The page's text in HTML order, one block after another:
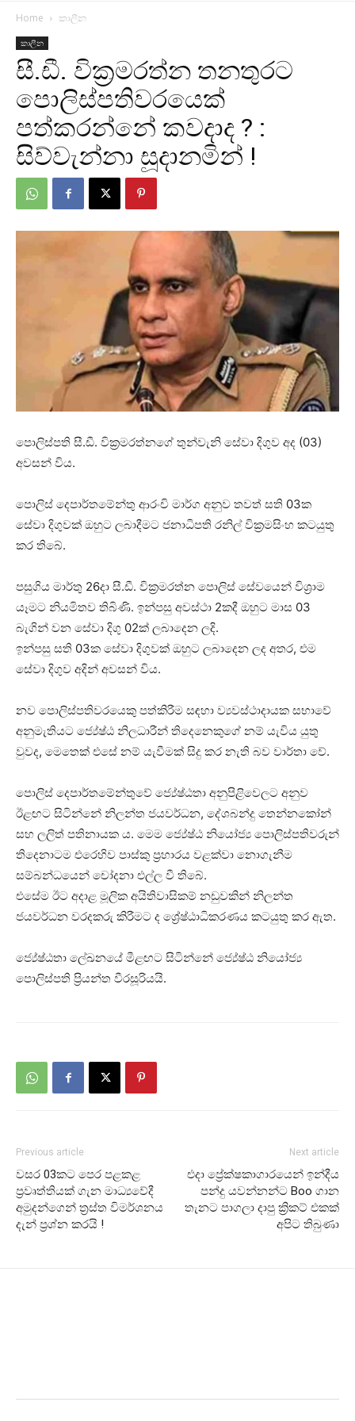
Home කාලීන
කාලීන
සී.ඩී. වික්‍රමරත්න තනතුරට
පොලිස්පතිවරයෙක්
පත්කරන්නේ කවදාද ? :
සිව්වැන්නා සූදානමින් !
පොලිස්පති සී.ඩී. වික්‍රමරත්නගේ තුන්වැනි සේවා දිගුව අද (03)
අවසන් විය.
පොලිස් දෙපාර්තමේන්තු ආරංචි මාර්ග අනුව තවත් සති 03ක
සේවා දිගුවක් ඔහුට ලබාදීමට ජනාධිපති රනිල් වික්‍රමසිංහ කටයුතු
කර තිබේ.
පසුගිය මාර්තු 26දා සී.ඩී. වික්‍රමරත්න පොලිස් සේවයෙන් විශ්‍රාම
යෑමට නියමිතව තිබිණි. ඉන්පසු අවස්ථා 2කදී ඔහුට මාස 03
බැගින් වන සේවා දිගු 02ක් ලබාදෙන ලදි.
ඉන්පසු සති 03ක සේවා දිගුවක් ඔහුට ලබාදෙන ලද අතර, එම
සේවා දිගුව අදින් අවසන් විය.
නව පොලිස්පතිවරයෙකු පත්කිරීම සඳහා ව්‍යවස්ථාදායක සභාවේ
අනුමැතියට ජ්‍යේෂ්ඨ නිලධාරීන් තිදෙනෙකුගේ නම් යැවිය යුතු
වුවද, මෙතෙක් එසේ නම් යැවීමක් සිදු කර නැති බව වාර්තා වේ.
පොලිස් දෙපාර්තමේන්තුවේ ජ්‍යේෂ්ඨතා අනුපිළිවෙලට අනුව
ඊළඟට සිටින්නේ නිලන්ත ජයවර්ධන, දේශබන්දු තෙන්නකෝන්
සහ ලලිත් පතිනායක ය. මෙම ජ්‍යේෂ්ඨ නියෝජ්‍ය පොලිස්පතිවරුන්
තිදෙනාටම එරෙහිව පාස්කු ප්‍රහාරය වළක්වා නොගැනීම
සම්බන්ධයෙන් චෝදනා එල්ල වී තිබේ.
එසේම ඊට අදාළ මූලික අයිතිවාසිකම් නඩුවකින් නිලන්ත
ජයවර්ධන වරදකරු කිරීමට ද ශ්‍රේෂ්ඨාධිකරණය කටයුතු කර ඇත.
ජ්‍යේෂ්ඨතා ලේඛනයේ මීළඟට සිටින්නේ ජ්‍යේෂ්ඨ නියෝජ්‍ය
පොලිස්පති ප්‍රියන්ත වීරසූරියයි.
Previous article
වසර 03කට පෙර පළකළ
ප්‍රවෘත්තියක් ගැන මාධ්‍යවේදී
අමුදන්ගෙන් ත්‍රස්ත විමර්ශනය
දැන් ප්‍රශ්න කරයි !
Next article
එදා ප්‍රේක්ෂකාගාරයෙන් ඉන්දීය
පන්දු යවන්නන්ට Boo ගාන
තැනට පාගලා දාපු ක්‍රිකට් එකක්
අපිට තිබුණා